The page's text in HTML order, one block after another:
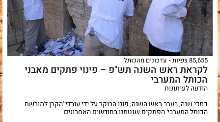
85,655 צפיות עדכונים מהכותל
לקראת ראש השנה תש"פ – פינוי פתקים מאבני
הכותל המערבי
הודעה לעיתונות
כמדי שנה, בערב ראש השנה, פונו הבוקר על ידי עובדי 'הקרן למורשת
הכותל המערבי' הפתקים שנטמנו בחודשים האחרונים